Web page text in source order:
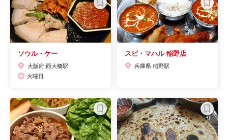
ソウル・ケー
大阪府 西大橋駅
火曜日
スビ・マハル 稲野店
兵庫県 稲野駅